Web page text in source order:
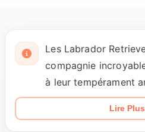
Les Labrador
compagnie
à leur tempérament
intelligence. Chez
des services de
Lire Plus